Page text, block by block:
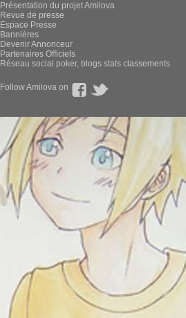
Présentation du projet Amilova
Revue de presse
Espace Presse
Bannières
Devenir Annonceur
Partenaires Officiels
Réseau social poker, blogs stats classements
Follow Amilova on